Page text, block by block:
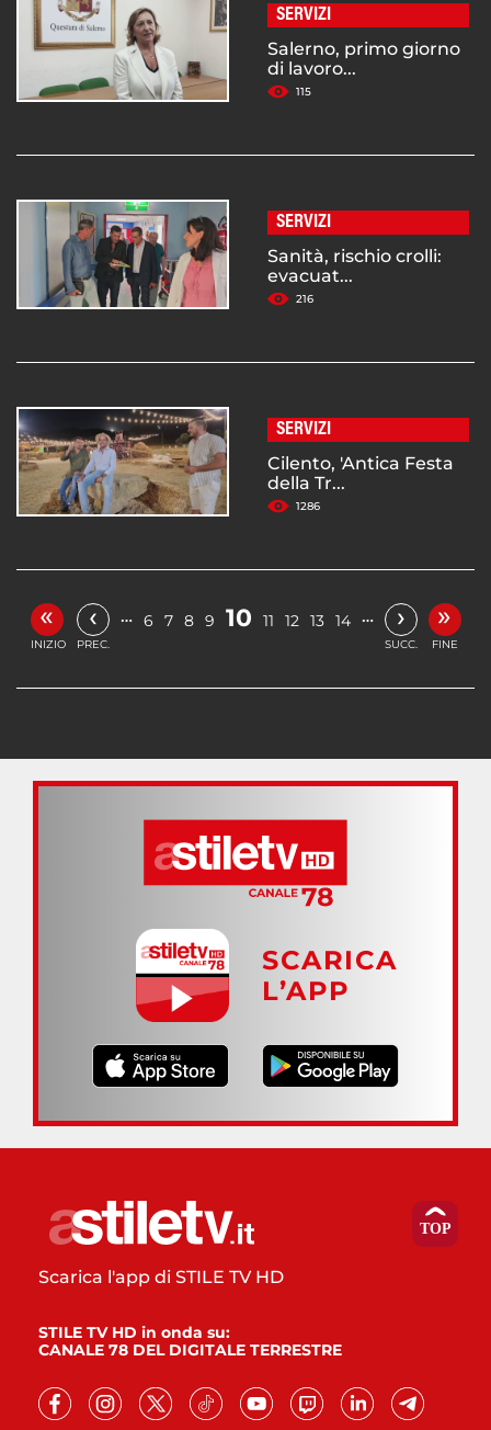
SERVIZI
Salerno, primo giorno
di lavoro...
115
SERVIZI
Sanità, rischio crolli:
evacuat...
216
SERVIZI
Cilento, 'Antica Festa
della Tr...
1286
«
INIZIO
‹
PREC.
… 6 7 8 9 10 11 12 13 14 … ›
SUCC.
»
FINE
SCARICA
L’APP
Scarica l'app di STILE TV HD
STILE TV HD in onda su:
CANALE 78 DEL DIGITALE TERRESTRE